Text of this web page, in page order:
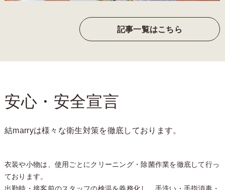
記事一覧はこちら
安心・安全宣言
結marryは様々な衛生対策を徹底しております。
衣装や小物は、使用ごとにクリーニング・除菌作業を徹底して行っ
ております。
出勤時・接客前のスタッフの検温を義務化し、手洗い・手指消毒・